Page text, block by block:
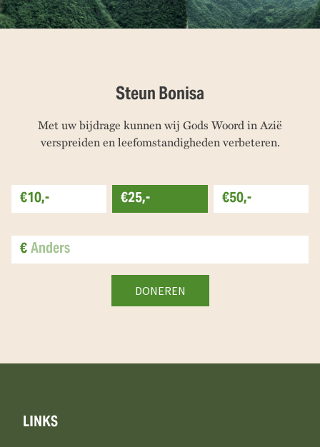
Steun Bonisa
Met uw bijdrage kunnen wij Gods Woord in Azië
verspreiden en leefomstandigheden verbeteren.
€10,- €25,-
€50,-
€
LINKS